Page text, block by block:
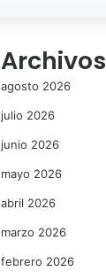
Archivos
agosto 2026
julio 2026
junio 2026
mayo 2026
abril 2026
marzo 2026
febrero 2026